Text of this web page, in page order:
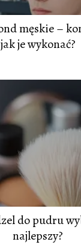
męskie –
jak je wykonać?
do pudru
najlepszy?